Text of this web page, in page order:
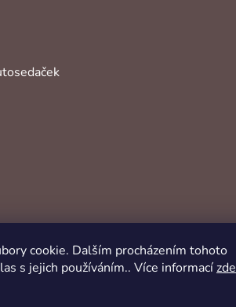
cookie. Dalším procházením tohoto
s jejich používáním.. Více informacízde